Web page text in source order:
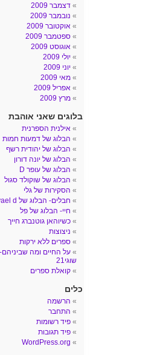
דצמבר 2009
נובמבר 2009
אוקטובר 2009
ספטמבר 2009
אוגוסט 2009
יולי 2009
יוני 2009
מאי 2009
אפריל 2009
מרץ 2009
בלוגים שאני אוהבת
אילנית הספרנית
הבלוג של דמעות חמות
הבלוג של יהודית רשף
הבלוג של יונה דורון
הבלוג של עופר D
הבלוג של שוקולד סגול
הסקירות של גלי
חבלים- הבלוג של yael d.
חיי- הבלוג של פל
כשיוהאן גוטנברג חייך
ניצוצות
ספרים ללא ירקות
על החיים ומה
שוגי21
קואלת ספרים
כלים
הרשמה
התחבר
פיד רשומות
פיד תגובות
WordPress.org